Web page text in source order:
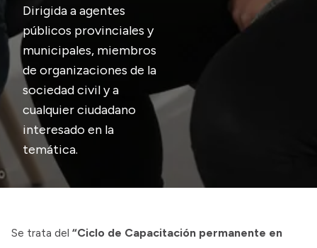
Convocatorias
Intranet
Login
Dirigida a agentes
públicos provinciales y
municipales, miembros
de organizaciones de la
sociedad civil y a
cualquier ciudadano
interesado en la
temática.
Se trata del “Ciclo de Capacitación permanente en